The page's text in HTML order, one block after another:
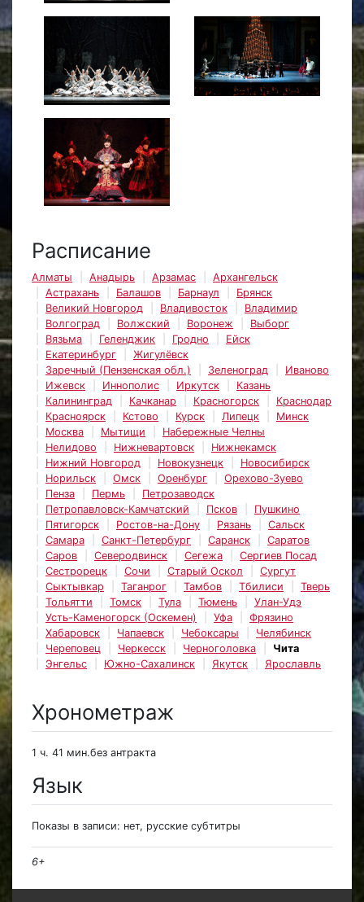
Расписание
Алматы Анадырь Арзамас
Архангельск
Астрахань
Балашов Барнаул
Брянск
Великий Новгород
Владивосток
Владимир
Волгоград
Волжский Воронеж
Выборг
Вязьма
Геленджик Гродно
Ейск
Екатеринбург
Жигулёвск
Заречный (Пензенская обл.)
Зеленоград
Иваново
Ижевск
Иннополис Иркутск
Казань
Калининград
Качканар Красногорск
Краснодар
Красноярск
Кстово Курск Липецк
Минск
Москва
Мытищи
Набережные Челны
Нелидово
Нижневартовск
Нижнекамск
Нижний Новгород
Новокузнецк
Новосибирск
Норильск
Омск Оренбург
Орехово-Зуево
Пенза
Пермь
Петрозаводск
Петропавловск-Камчатский
Псков
Пушкино
Пятигорск
Ростов-на-Дону Рязань
Сальск
Самара
Санкт-Петербург Саранск
Саратов
Саров
Северодвинск Сегежа
Сергиев Посад
Сестрорецк
Сочи Старый Оскол
Сургут
Сыктывкар
Таганрог Тамбов Тбилиси
Тверь
Тольятти
Томск Тула Тюмень
Улан-Удэ
Усть-Каменогорск (Оскемен)
Уфа
Фрязино
Хабаровск
Чапаевск Чебоксары
Челябинск
Череповец
Черкесск Черноголовка
Чита
Энгельс
Южно-Сахалинск Якутск Ярославль
Хронометраж
1 ч. 41 мин.без антракта
Язык
Показы в записи: нет, русские субтитры
6+